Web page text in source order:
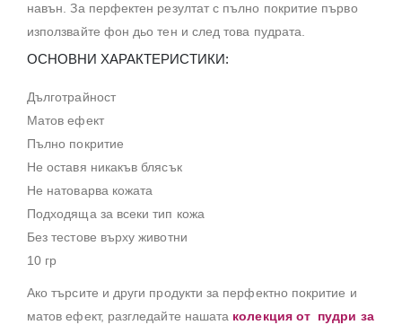
навън. За перфектен резултат с пълно покритие първо
използвайте фон дьо тен и след това пудрата.
ОСНОВНИ ХАРАКТЕРИСТИКИ:
Дълготрайност
Матов ефект
Пълно покритие
Не оставя никакъв блясък
Не натоварва кожата
Подходяща за всеки тип кожа
Без тестове върху животни
10 гр
Ако търсите и други продукти за перфектно покритие и
матов ефект, разгледайте нашата колекция от пудри за